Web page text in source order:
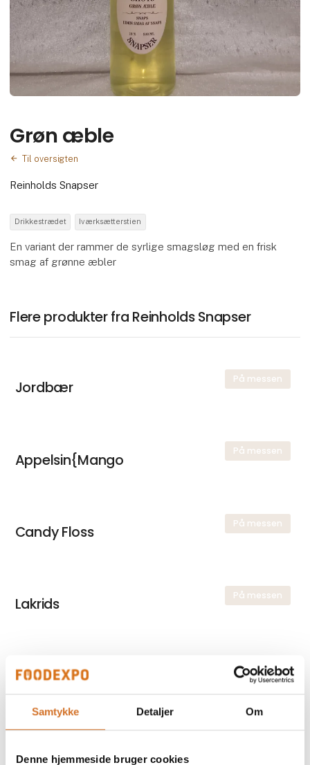
Samtykke Detaljer Om
Denne hjemmeside bruger cookies
Grøn æble
Til oversigten
Reinholds Snapser
Drikkestrædet Iværksætterstien
En variant der rammer de syrlige smagsløg med en frisk
smag af grønne æbler
Flere produkter fra Reinholds Snapser
På messen
Jordbær
På messen
Appelsin{Mango
På messen
Candy Floss
På messen
Lakrids
På messen
Salmiak